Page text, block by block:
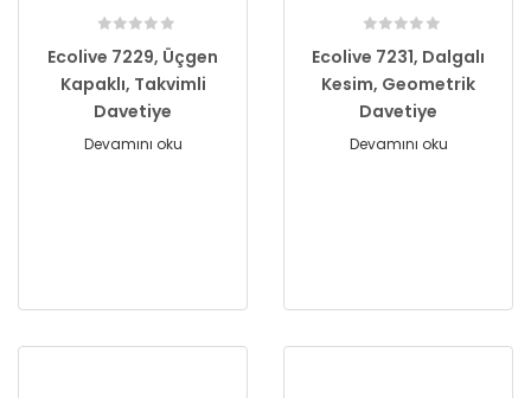
Ecolive 7229, Üçgen
Kapaklı, Takvimli
Davetiye
Devamını oku
Ecolive 7231, Dalgalı
Kesim, Geometrik
Davetiye
Devamını oku